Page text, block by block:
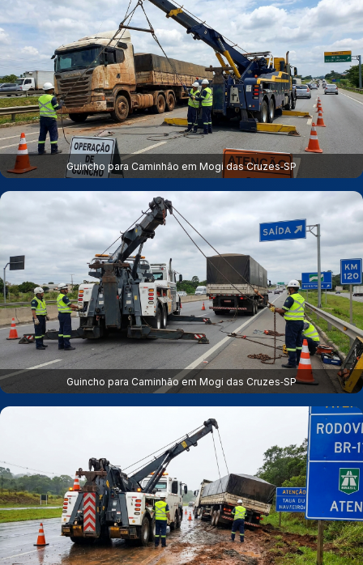
Guincho para Caminhão em Mogi das Cruzes‑SP
Guincho para Caminhão em Mogi das Cruzes‑SP